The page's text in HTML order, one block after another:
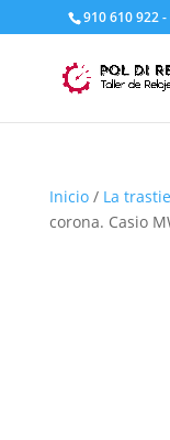
910 610 922
Inicio/ La
corona. Casio